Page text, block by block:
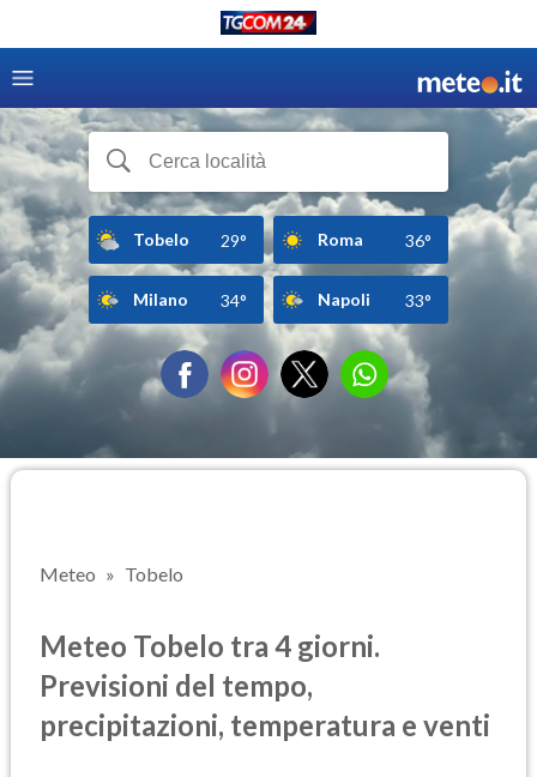
Tobelo 29° Roma 36°
Milano 34° Napoli 33°
Meteo Tobelo
Meteo Tobelo tra 4 giorni.
Previsioni del tempo,
precipitazioni, temperatura e venti